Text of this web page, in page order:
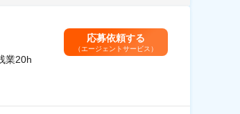
業20h
応募依頼する
（エージェントサービス）